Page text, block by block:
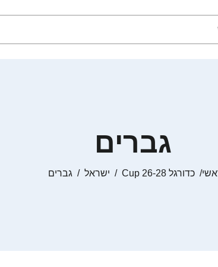
גברים
כדורגל Cup 26-28 ישראל גברים